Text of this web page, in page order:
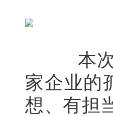
本次
家企业的
想、有担